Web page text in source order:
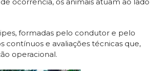
formadas pelo condutor e pelo
contínuos e avaliações técnicas que,
operacional.